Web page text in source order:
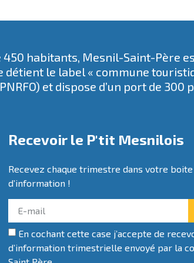
450 habitants, Mesnil-Saint-Père
détient le label « commune
et dispose d’un port de 300
Recevoir le P'tit Mesnilois
Recevez chaque trimestre dans votre
d’information !
En cochant cette case j’accepte de
d’information trimestrielle envoyé par la